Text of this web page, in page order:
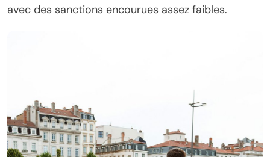
avec des sanctions encourues assez faibles.